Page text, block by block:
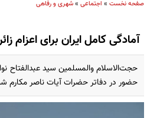
صفحه نخست » اجتماعی »شهری و رفاهی
آمادگی کامل ایران برای اعزام
حجت‌الاسلام والمسلمین سید عبدالفتاح
حضور در دفاتر حضرات آیات ناصر مکارم